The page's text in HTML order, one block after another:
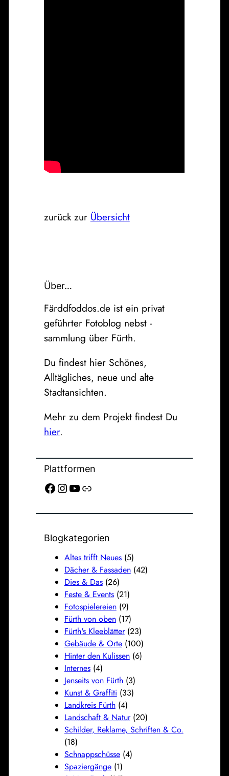
zurück zur Übersicht
Über…
Färddfoddos.de ist ein privat
geführter Fotoblog nebst -
sammlung über Fürth.
Du findest hier Schönes,
Alltägliches, neue und alte
Stadtansichten.
Mehr zu dem Projekt findest Du
hier.
Plattformen
Facebook Instagram YouTube Link
Blogkategorien
Altes trifft Neues(5)
Dächer & Fassaden(42)
Dies & Das(26)
Feste & Events(21)
Fotospielereien(9)
Fürth von oben(17)
Fürth's Kleeblätter(23)
Gebäude & Orte(100)
Hinter den Kulissen(6)
Internes(4)
Jenseits von Fürth(3)
Kunst & Graffiti (33)
Landkreis Fürth(4)
Landschaft & Natur(20)
Schilder, Reklame, Schriften & Co.
(18)
Schnappschüsse(4)
Spaziergänge(1)